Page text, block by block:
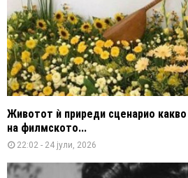
Животот ѝ приреди сценарио
на филмското...
22:02 - 24 јули, 2026